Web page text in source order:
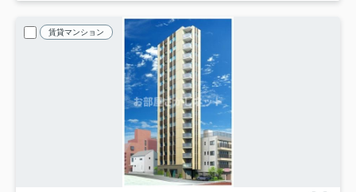
賃貸マンション